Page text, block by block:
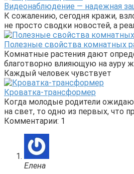
Видеонаблюдение — надежная
К сожалению, сегодня кражи,
не просто сводки новостей, а
Полезные свойства комнатных
Комнатные растения дают
благотворно влияющую на ауру
Каждый человек чувствует
Кроватка-трансформер
Когда молодые родители
на свет, то одно из первых, что
Комментарии: 1
Елена